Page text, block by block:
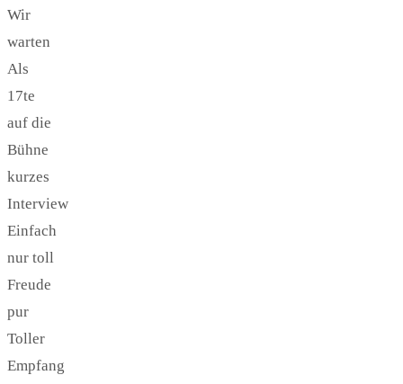
Wir
warten
Als
17te
auf die
Bühne
kurzes
Interview
Einfach
nur toll
Freude
pur
Toller
Empfang